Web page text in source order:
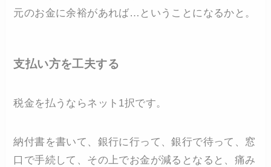
元のお金に余裕があれば…ということになるかと。
支払い方を工夫する
税金を払うならネット1択です。
納付書を書いて、銀行に行って、銀行で待って、窓
口で手続して、その上でお金が減るとなると、痛み